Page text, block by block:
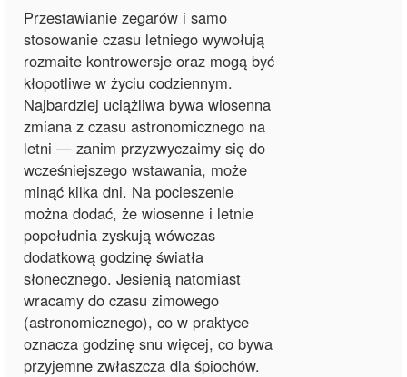
Przestawianie zegarów i samo
stosowanie czasu letniego wywołują
rozmaite kontrowersje oraz mogą być
kłopotliwe w życiu codziennym.
Najbardziej uciążliwa bywa wiosenna
zmiana z czasu astronomicznego na
letni — zanim przyzwyczaimy się do
wcześniejszego wstawania, może
minąć kilka dni. Na pocieszenie
można dodać, że wiosenne i letnie
popołudnia zyskują wówczas
dodatkową godzinę światła
słonecznego. Jesienią natomiast
wracamy do czasu zimowego
(astronomicznego), co w praktyce
oznacza godzinę snu więcej, co bywa
przyjemne zwłaszcza dla śpiochów.